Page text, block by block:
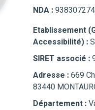
NDA :
Etablissement
Accessibilité) :
SIRET associé :
Adresse :669
83440
Département :